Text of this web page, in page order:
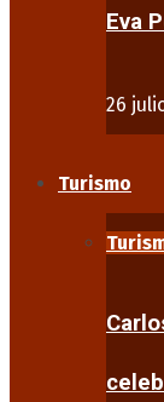
Eva
26
Turismo